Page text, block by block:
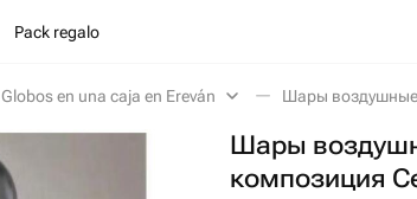
Pack regalo
Globos en una caja en Ereván
Шары
композиция